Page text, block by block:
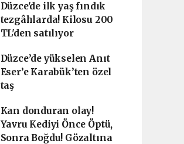
Düzce'de ilk yaş fındık
tezgâhlarda! Kilosu 200
TL'den satılıyor
Düzce’de yükselen Anıt
Eser’e Karabük’ten özel
taş
Kan donduran olay!
Yavru Kediyi Önce Öptü,
Sonra Boğdu! Gözaltına